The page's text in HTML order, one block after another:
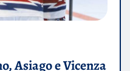
Asiago e Vicenza